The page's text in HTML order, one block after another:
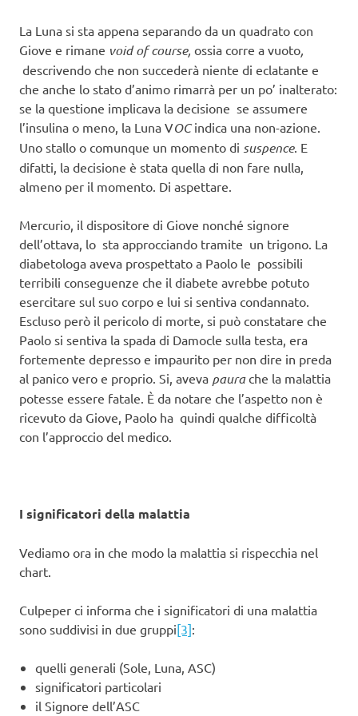
La Luna si sta appena separando da un quadrato con
Giove e rimane void of course, ossia corre a vuoto,
descrivendo che non succederà niente di eclatante e
che anche lo stato d’animo rimarrà per un po’ inalterato:
se la questione implicava la decisione se assumere
l’insulina o meno, la Luna VOCindica una non-azione.
Uno stallo o comunque un momento di suspence. E
difatti, la decisione è stata quella di non fare nulla,
almeno per il momento. Di aspettare.
Mercurio, il dispositore di Giove nonché signore
dell’ottava, lo sta approcciando tramite un trigono. La
diabetologa aveva prospettato a Paolo le possibili
terribili conseguenze che il diabete avrebbe potuto
esercitare sul suo corpo e lui si sentiva condannato.
Escluso però il pericolo di morte, si può constatare che
Paolo si sentiva la spada di Damocle sulla testa, era
fortemente depresso e impaurito per non dire in preda
al panico vero e proprio. Si, aveva paurache la malattia
potesse essere fatale. È da notare che l’aspetto non è
ricevuto da Giove, Paolo ha quindi qualche difficoltà
con l’approccio del medico.
I significatori della malattia
Vediamo ora in che modo la malattia si rispecchia nel
chart.
Culpeper ci informa che i significatori di una malattia
sono suddivisi in due gruppi[3]:
quelli generali (Sole, Luna, ASC)
significatori particolari
il Signore dell’ASC